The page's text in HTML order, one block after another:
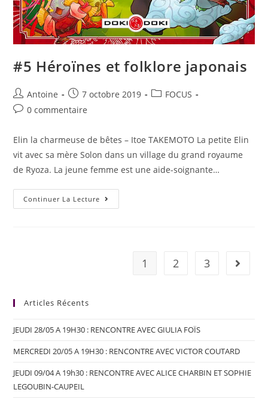
#5 Héroïnes et folklore japonais
Antoine 7 octobre 2019
FOCUS
0 commentaire
Elin la charmeuse de bêtes – Itoe TAKEMOTO La petite Elin
vit avec sa mère Solon dans un village du grand royaume
de Ryoza. La jeune femme est une aide-soignante…
Continuer La Lecture
1 2 3
Articles Récents
JEUDI 28/05 A 19H30 : RENCONTRE AVEC GIULIA FOÏS
MERCREDI 20/05 A 19H30 : RENCONTRE AVEC VICTOR COUTARD
JEUDI 09/04 A 19h30 : RENCONTRE AVEC ALICE CHARBIN ET SOPHIE
LEGOUBIN-CAUPEIL